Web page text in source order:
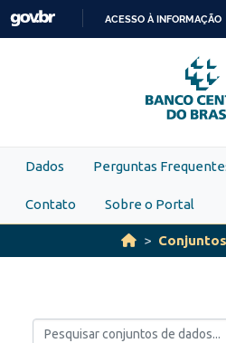
Skip to main content
PARA
O
ACESSO À INFORMAÇÃO
Dados Perguntas
Contato Sobre o Portal